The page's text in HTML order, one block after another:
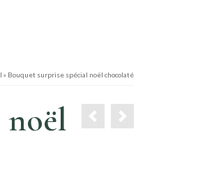
» Bouquet surprise spécial noël chocolaté
noël